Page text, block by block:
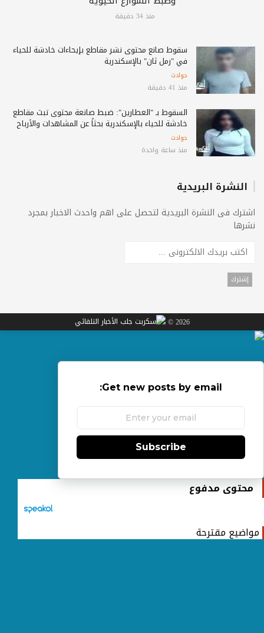
منذ 34 دقيقة
سقوط صانع محتوى نشر مقاطع بإيحاءات خادشة للحياء
في "رمل ثان" بالإسكندرية
حوادث
منذ 41 دقيقة
السقوط بـ "العطارين": ضبط صانعة محتوى تبث مقاطع
خادشة للحياء بالإسكندرية بحثاً عن المشاهدات والأرباح
حوادث
منذ ساعة واحدة
النشرة البريدية
اشترك فى النشرة البريدية لتحصل على اهم واحدث الاخبار بمجرد
نشرها
2026 ©
Get new posts by email:
Subscribe
محتوى مدفوع
مواضيع مقترحة